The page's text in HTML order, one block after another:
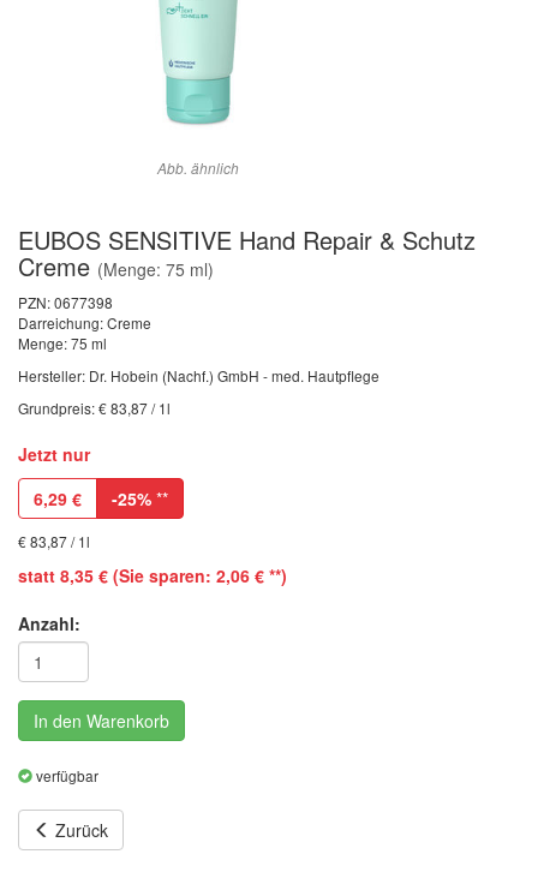
Abb. ähnlich
EUBOS SENSITIVE Hand Repair & Schutz
Creme (Menge: 75 ml)
PZN:0677398
Darreichung: Creme
Menge: 75 ml
Hersteller: Dr. Hobein (Nachf.) GmbH - med. Hautpflege
Grundpreis: € 83,87 / 1l
Jetzt nur
6,29 € -25% **
€ 83,87 / 1l
statt 8,35 € (Sie sparen: 2,06 € **)
Anzahl:
In den Warenkorb
verfügbar
Zurück